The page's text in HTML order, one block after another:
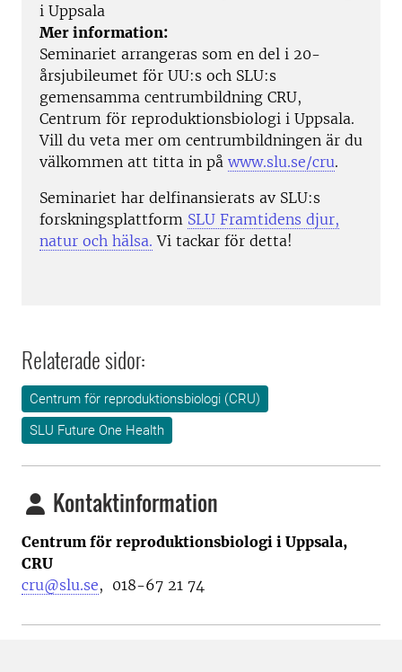
i Uppsala
Mer information:
Seminariet arrangeras som en del i 20-
årsjubileumet för UU:s och SLU:s
gemensamma centrumbildning CRU,
Centrum för reproduktionsbiologi i Uppsala.
Vill du veta mer om centrumbildningen är du
välkommen att titta in på www.slu.se/cru.
Seminariet har delfinansierats av SLU:s
forskningsplattform SLU Framtidens djur,
natur och hälsa. Vi tackar för detta!
Relaterade sidor:
Centrum för reproduktionsbiologi (CRU)
SLU Future One Health
Kontaktinformation
Centrum för reproduktionsbiologi i Uppsala,
CRU
cru@slu.se, 018-67 21 74